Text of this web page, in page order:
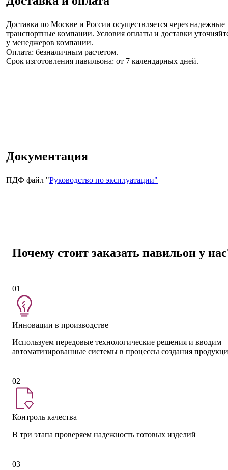
Доставка по Москве и России осуществляется через надежные
транспортные компании. Условия оплаты и доставки
у менеджеров компании.
Оплата: безналичным расчетом.
Срок изготовления павильона: от 7 календарных дней.
Документация
ПДФ файл "Руководство по эксплуатации"
Почему стоит заказать павильон у
01
Инновации в производстве
Используем передовые технологические решения и вводим
автоматизированные системы в процессы создания
02
Контроль качества
В три этапа проверяем надежность готовых изделий
03